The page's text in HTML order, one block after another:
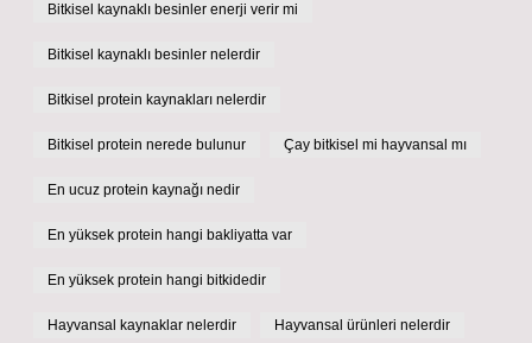
Bitkisel kaynaklı besinler enerji verir mi
Bitkisel kaynaklı besinler nelerdir
Bitkisel protein kaynakları nelerdir
Bitkisel protein nerede bulunur Çay bitkisel mi hayvansal mı
En ucuz protein kaynağı nedir
En yüksek protein hangi bakliyatta var
En yüksek protein hangi bitkidedir
Hayvansal kaynaklar nelerdir Hayvansal ürünleri nelerdir